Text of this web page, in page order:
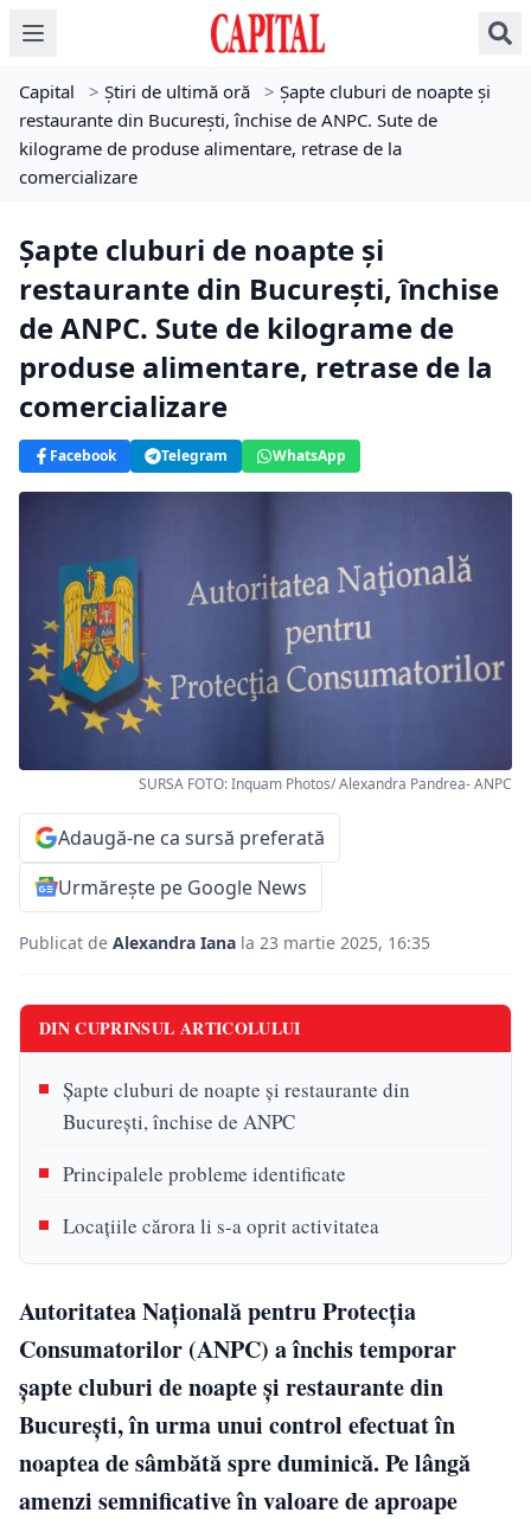
Capital > Știri de ultimă oră > Șapte cluburi de noapte și
restaurante din București, închise de ANPC. Sute de
kilograme de produse alimentare, retrase de la
comercializare
Șapte cluburi de noapte și
restaurante din București, închise
de ANPC. Sute de kilograme de
produse alimentare, retrase de la
comercializare
Facebook Telegram WhatsApp
SURSA FOTO: Inquam Photos/ Alexandra Pandrea- ANPC
Adaugă-ne ca sursă preferată
Urmărește pe Google News
Publicat de Alexandra Iana la 23 martie 2025, 16:35
DIN CUPRINSUL ARTICOLULUI
Șapte cluburi de noapte și restaurante din
București, închise de ANPC
Principalele probleme identificate
Locațiile cărora li s-a oprit activitatea
Autoritatea Națională pentru Protecția
Consumatorilor (ANPC) a închis temporar
șapte cluburi de noapte și restaurante din
București, în urma unui control efectuat în
noaptea de sâmbătă spre duminică. Pe lângă
amenzi semnificative în valoare de aproape